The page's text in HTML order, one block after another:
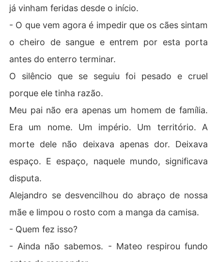
já vinham feridas desde o início.
- O que vem agora é impedir que os cães sintam
o cheiro de sangue e entrem por esta porta
antes do enterro terminar.
O silêncio que se seguiu foi pesado e cruel
porque ele tinha razão.
Meu pai não era apenas um homem de família.
Era um nome. Um império. Um território. A
morte dele não deixava apenas dor. Deixava
espaço. E espaço, naquele mundo, significava
disputa.
Alejandro se desvencilhou do abraço de nossa
mãe e limpou o rosto com a manga da camisa.
- Quem fez isso?
- Ainda não sabemos. - Mateo respirou fundo